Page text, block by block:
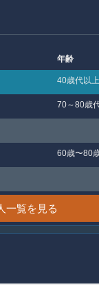
年齢
40歳代以上
70～80歳
60歳〜80
一覧を見る